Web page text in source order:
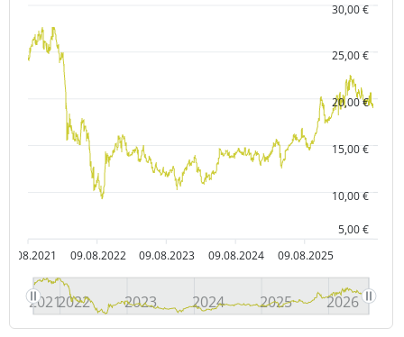
09.08.2021 09.08.2022 09.08.2023 09.08.2024 09.08.2025
5,00 €
10,00 €
15,00 €
20,00 €
25,00 €
30,00 €
20212022 2023 2024 2025 2026